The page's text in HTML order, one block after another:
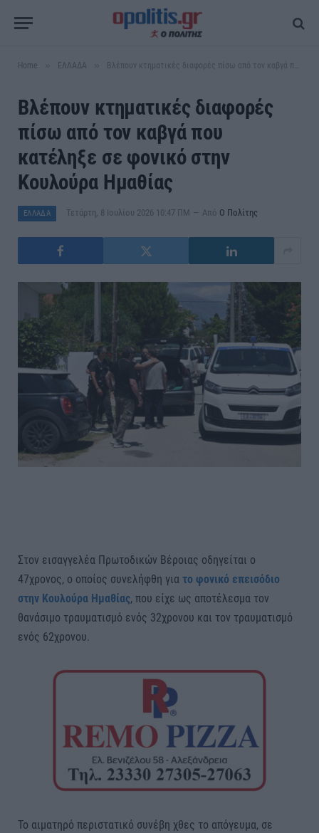
Home ΕΛΛΑΔΑ Βλέπουν κτηματικές διαφορές πίσω από τον καβγά που κατέληξε σε φονικό στην Κουλούρα Ημαθίας
Βλέπουν κτηματικές διαφορές
πίσω από τον καβγά που
κατέληξε σε φονικό στην
Κουλούρα Ημαθίας
ΕΛΛΑΔΑ Τετάρτη, 8 Ιουλίου 2026 10:47 ΠΜ Από Ο Πολίτης
Στον εισαγγελέα Πρωτοδικών Βέροιας οδηγείται ο
47χρονος, ο οποίος συνελήφθη για το φονικό επεισόδιο
στην Κουλούρα Ημαθίας, που είχε ως αποτέλεσμα τον
θανάσιμο τραυματισμό ενός 32χρονου και τον τραυματισμό
ενός 62χρονου.
Το αιματηρό περιστατικό συνέβη χθες το απόγευμα, σε